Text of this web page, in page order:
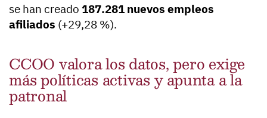
se han creado 187.281 nuevos empleos
afiliados (+29,28 %).
CCOO valora los datos, pero exige
más políticas activas y apunta a la
patronal